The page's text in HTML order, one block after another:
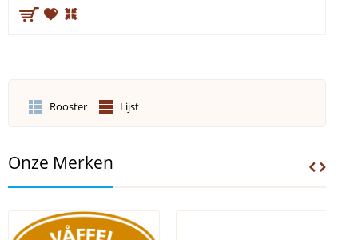
Rooster Lijst
Onze Merken